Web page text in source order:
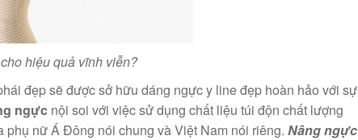
hiệu quả vĩnh viễn?
đẹp sẽ được sở hữu dáng ngực y line đẹp hoàn hảo với sự
ngực nội soi với việc sử dụng chất liệu túi độn chất lượng
nữ Á Đông nói chung và Việt Nam nói riêng. Nâng ngực